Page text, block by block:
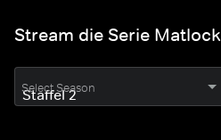
Stream die Serie
Select Season